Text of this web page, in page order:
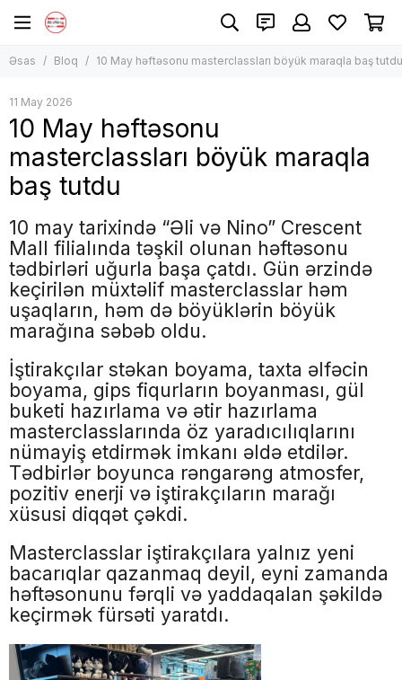
Əsas Bloq 10 May həftəsonu masterclassları böyük maraqla baş tutdu
11 May 2026
10 May həftəsonu
masterclassları böyük maraqla
baş tutdu
10 may tarixində “Əli və Nino” Crescent
Mall filialında təşkil olunan həftəsonu
tədbirləri uğurla başa çatdı. Gün ərzində
keçirilən müxtəlif masterclasslar həm
uşaqların, həm də böyüklərin böyük
marağına səbəb oldu.
İştirakçılar stəkan boyama, taxta əlfəcin
boyama, gips fiqurların boyanması, gül
buketi hazırlama və ətir hazırlama
masterclasslarında öz yaradıcılıqlarını
nümayiş etdirmək imkanı əldə etdilər.
Tədbirlər boyunca rəngarəng atmosfer,
pozitiv enerji və iştirakçıların marağı
xüsusi diqqət çəkdi.
Masterclasslar iştirakçılara yalnız yeni
bacarıqlar qazanmaq deyil, eyni zamanda
həftəsonunu fərqli və yaddaqalan şəkildə
keçirmək fürsəti yaratdı.